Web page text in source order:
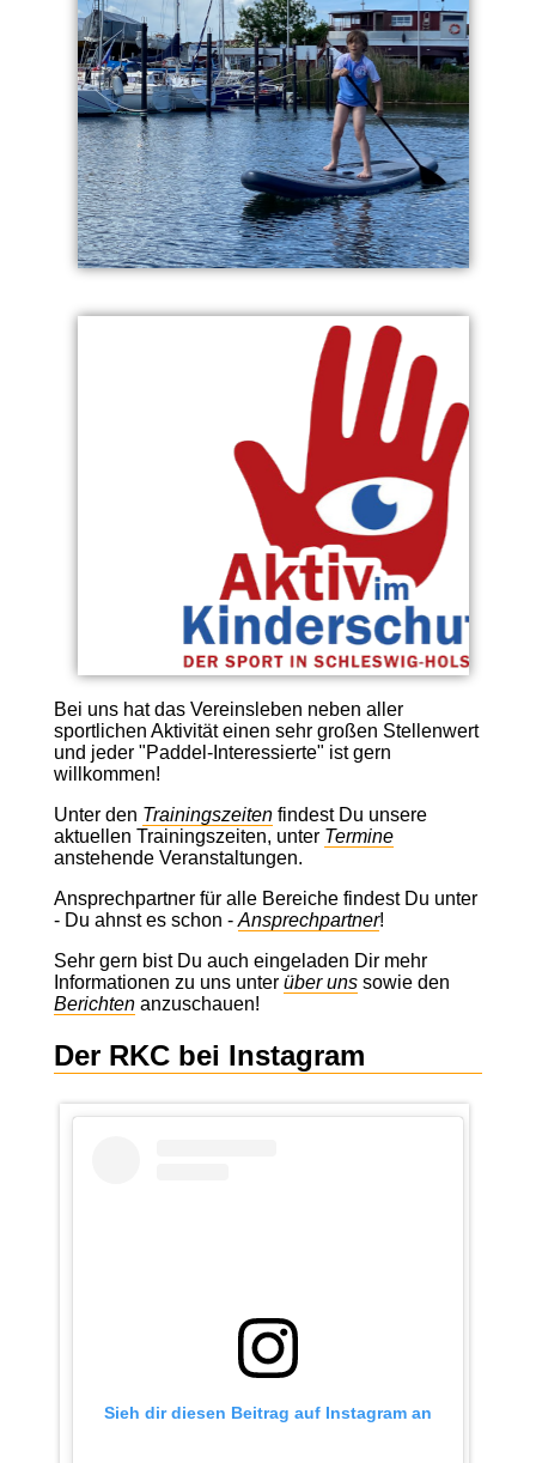
Bei uns hat das Vereinsleben neben aller
sportlichen Aktivität einen sehr großen Stellenwert
und jeder "Paddel-Interessierte" ist gern
willkommen!
Unter den Trainingszeitenfindest Du unsere
aktuellen Trainingszeiten, unter Termine
anstehende Veranstaltungen.
Ansprechpartner für alle Bereiche findest Du unter
- Du ahnst es schon - Ansprechpartner!
Sehr gern bist Du auch eingeladen Dir mehr
Informationen zu uns unter über unssowie den
Berichtenanzuschauen!
Der RKC bei Instagram
Sieh dir diesen Beitrag auf Instagram an